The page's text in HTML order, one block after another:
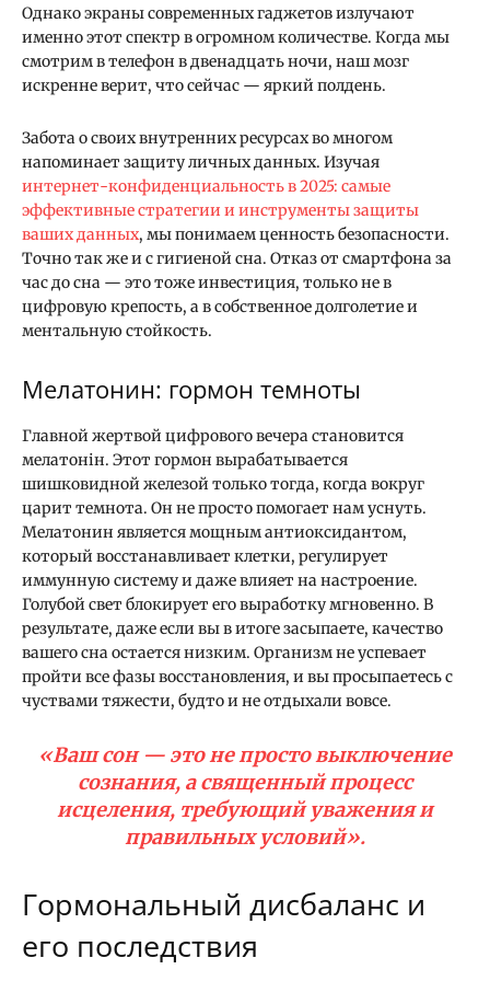
Однако экраны современных гаджетов излучают
именно этот спектр в огромном количестве. Когда мы
смотрим в телефон в двенадцать ночи, наш мозг
искренне верит, что сейчас — яркий полдень.
Забота о своих внутренних ресурсах во многом
напоминает защиту личных данных. Изучая
интернет-конфиденциальность в 2025: самые
эффективные стратегии и инструменты защиты
ваших данных, мы понимаем ценность безопасности.
Точно так же и с гигиеной сна. Отказ от смартфона за
час до сна — это тоже инвестиция, только не в
цифровую крепость, а в собственное долголетие и
ментальную стойкость.
Мелатонин: гормон темноты
Главной жертвой цифрового вечера становится
мелатонін. Этот гормон вырабатывается
шишковидной железой только тогда, когда вокруг
царит темнота. Он не просто помогает нам уснуть.
Мелатонин является мощным антиоксидантом,
который восстанавливает клетки, регулирует
иммунную систему и даже влияет на настроение.
Голубой свет блокирует его выработку мгновенно. В
результате, даже если вы в итоге засыпаете, качество
вашего сна остается низким. Организм не успевает
пройти все фазы восстановления, и вы просыпаетесь с
чуствами тяжести, будто и не отдыхали вовсе.
«Ваш сон — это не просто выключение
сознания, а священный процесс
исцеления, требующий уважения и
правильных условий».
Гормональный дисбаланс и
его последствия